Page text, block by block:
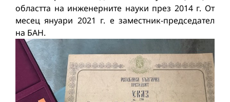
областта на инженерните науки през 2014 г. От
месец януари 2021 г. е заместник-председател
на БАН.